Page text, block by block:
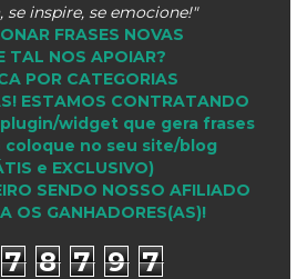
se inspire, se emocione!"
FRASES NOVAS
TAL NOS APOIAR?
POR CATEGORIAS
ESTAMOS CONTRATANDO
widget que gera frases
coloque no seu site/blog
e EXCLUSIVO)
SENDO NOSSO AFILIADO
OS GANHADORES(AS)!
7 8 7 9 7